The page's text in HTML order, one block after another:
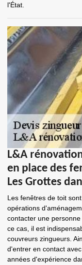
l'État.
L&A
en place des
Les Grottes
Les fenêtres de toit
opérations
contacter une
ce cas, il est
couvreurs zingueurs.
d'entrer en contact
années d'expérience